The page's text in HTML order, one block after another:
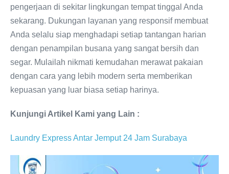
pengerjaan di sekitar lingkungan tempat tinggal Anda
sekarang. Dukungan layanan yang responsif membuat
Anda selalu siap menghadapi setiap tantangan harian
dengan penampilan busana yang sangat bersih dan
segar. Mulailah nikmati kemudahan merawat pakaian
dengan cara yang lebih modern serta memberikan
kepuasan yang luar biasa setiap harinya.
Kunjungi Artikel Kami yang Lain :
Laundry Express Antar Jemput 24 Jam Surabaya